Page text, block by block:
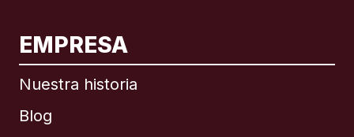
EMPRESA
Nuestra historia
Blog